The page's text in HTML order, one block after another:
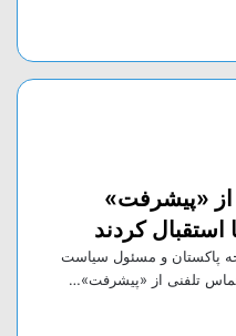
از «پیشرفت»
استقبال کردند
پاکستان و مسئول سیاست
تماس تلفنی از «پیشرفت»…